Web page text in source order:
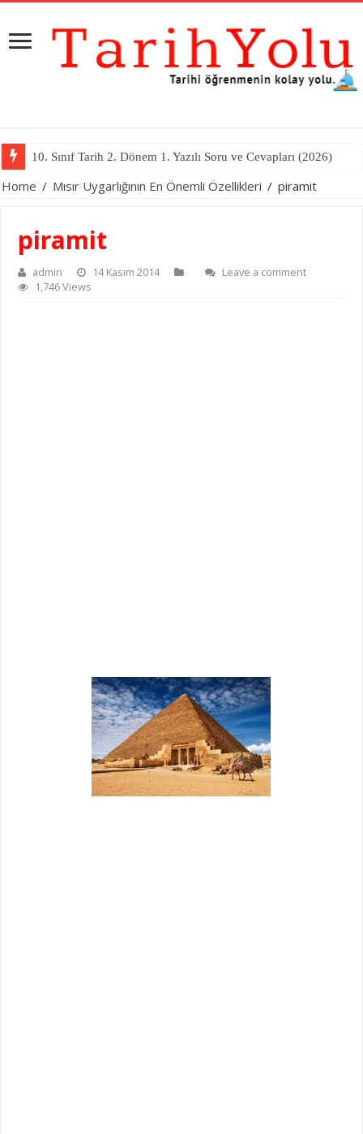
10. Sınıf Tarih 2. Dönem 1. Yazılı Soru ve Cevapları (2026)
Home / Mısır Uygarlığının En Önemli Özellikleri / piramit
piramit
admin 14 Kasım 2014
Leave a comment
1,746 Views